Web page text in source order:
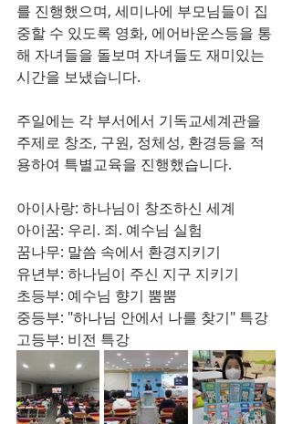
를 진행했으며, 세미나에 부모님들이 집
중할 수 있도록 영화, 에어바운스등을 통
해 자녀들을 돌보며 자녀들도 재미있는
시간을 보냈습니다.
주일에는 각 부서에서 기독교세계관을
주제로 창조, 구원, 정체성, 환경등을 적
용하여 특별교육을 진행했습니다.
아이사랑: 하나님이 창조하신 세계
아이꿈: 우리. 죄. 예수님 실험
꿈나무: 말씀 속에서 환경지키기
유년부: 하나님이 주신 지구 지키기
초등부: 예수님 향기 뿜뿜
중등부: "하나님 안에서 나를 찾기" 특강
고등부: 비전 특강